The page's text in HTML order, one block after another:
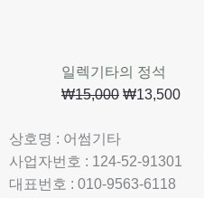
일렉기타의 정석
₩15,000 ₩13,500
상호명 : 어썸기타
사업자번호 : 124-52-91301
대표번호 : 010-9563-6118